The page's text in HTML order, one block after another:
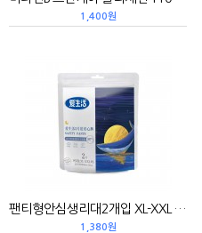
1,400원
팬티형안심생리대2개입 XL-XXL 卫生巾安心裤2片装
1,380원